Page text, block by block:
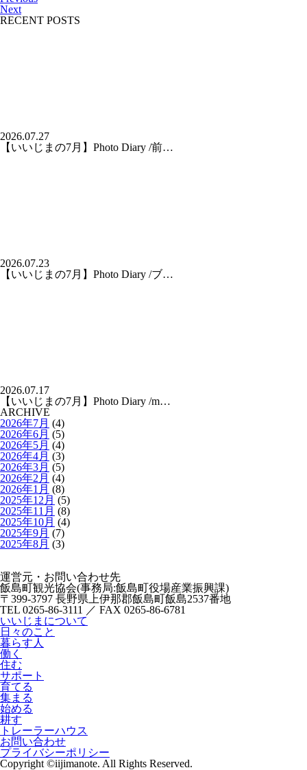
Next
RECENT POSTS
2026.07.27
【いいじまの7月】Photo Diary /前…
2026.07.23
【いいじまの7月】Photo Diary /ブ…
2026.07.17
【いいじまの7月】Photo Diary /m…
ARCHIVE
2026年7月 (4)
2026年6月 (5)
2026年5月 (4)
2026年4月 (3)
2026年3月 (5)
2026年2月 (4)
2026年1月 (8)
2025年12月 (5)
2025年11月 (8)
2025年10月 (4)
2025年9月 (7)
2025年8月 (3)
運営元・お問い合わせ先
飯島町観光協会(事務局:飯島町役場産業振興課)
〒399-3797 長野県上伊那郡飯島町飯島2537番地
TEL 0265-86-3111 ／ FAX 0265-86-6781
いいじまについて
日々のこと
暮らす人
働く
住む
サポート
育てる
集まる
始める
耕す
トレーラーハウス
お問い合わせ
プライバシーポリシー
Copyright ©iijimanote. All Rights Reserved.